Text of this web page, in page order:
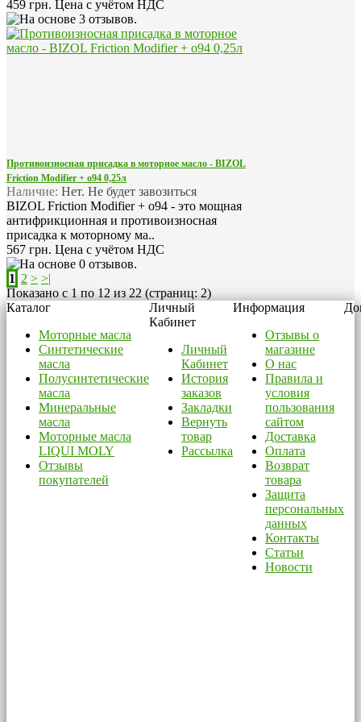
459 грн. Цена с учётом НДС
Противоизносная присадка в моторное масло - BIZOL
Friction Modifier + o94 0,25л
Наличие: Нет. Не будет завозиться
BIZOL Friction Modifier + o94 - это мощная
антифрикционная и противоизносная
присадка к моторному ма..
567 грн. Цена с учётом НДС
1 2 > >|
Показано с 1 по 12 из 22 (страниц: 2)
Каталог
Моторные масла
Синтетические
масла
Полусинтетические
масла
Минеральные
масла
Моторные масла
LIQUI MOLY
Отзывы
покупателей
Личный
Кабинет
Личный
Кабинет
История
заказов
Закладки
Вернуть
товар
Рассылка
Информация
Отзывы о
магазине
О нас
Правила и
условия
пользования
сайтом
Доставка
Оплата
Возврат
товара
Защита
персональных
данных
Контакты
Статьи
Новости